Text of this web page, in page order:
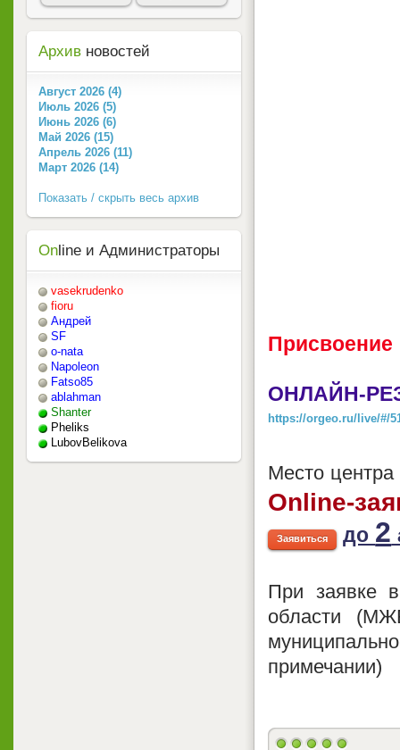
Присвоение
ОНЛАЙН-
https://orgeo.ru/live/#/
Место
Online-
Заявиться до 2
При заявке
области
примечании)
Архив новостей
Август 2026 (4)
Июль 2026 (5)
Июнь 2026 (6)
Май 2026 (15)
Апрель 2026 (11)
Март 2026 (14)
Показать / скрыть весь архив
On line и Администраторы
vasekrudenko
fioru
Андрей
SF
o-nata
Napoleon
Fatso85
ablahman
Shanter
Pheliks
LubovBelikova